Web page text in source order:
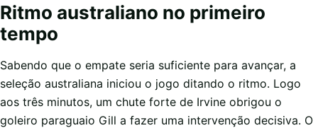
Ritmo australiano no primeiro
tempo
Sabendo que o empate seria suficiente para avançar, a
seleção australiana iniciou o jogo ditando o ritmo. Logo
aos três minutos, um chute forte de Irvine obrigou o
goleiro paraguaio Gill a fazer uma intervenção decisiva. O